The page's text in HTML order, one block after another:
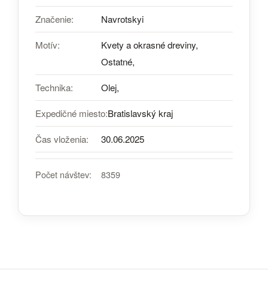
Značenie: Navrotskyi
Motív:
Kvety a okrasné dreviny,
Ostatné,
Technika: Olej,
Expedičné miesto:Bratislavský kraj
Čas vloženia: 30.06.2025
Počet návštev: 8359